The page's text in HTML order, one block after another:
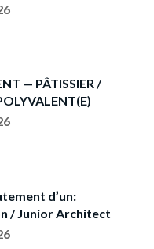
— PÂTISSIER /
d’un:
/ Junior Architect